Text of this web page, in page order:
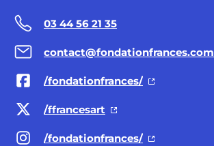
03 44 56 21 35
contact@fondationfrances.com
/fondationfrances/
/ffrancesart
/fondationfrances/